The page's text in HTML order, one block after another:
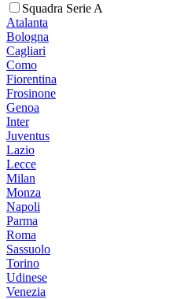
Squadra Serie A
Atalanta
Bologna
Cagliari
Como
Fiorentina
Frosinone
Genoa
Inter
Juventus
Lazio
Lecce
Milan
Monza
Napoli
Parma
Roma
Sassuolo
Torino
Udinese
Venezia